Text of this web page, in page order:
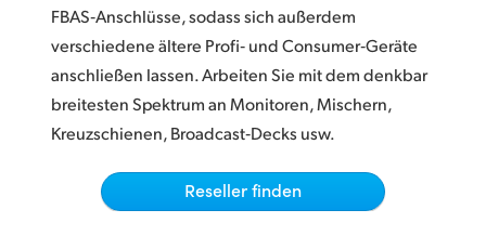
Mexico
Malaysia
Netherlands
Norway
FBAS‑Anschlüsse, sodass sich außerdem
verschiedene ältere Profi‑ und Consumer‑Geräte
anschließen lassen. Arbeiten Sie mit dem denkbar
breitesten Spektrum an Monitoren, Mischern,
Kreuzschienen, Broadcast‑Decks usw.
Reseller finden